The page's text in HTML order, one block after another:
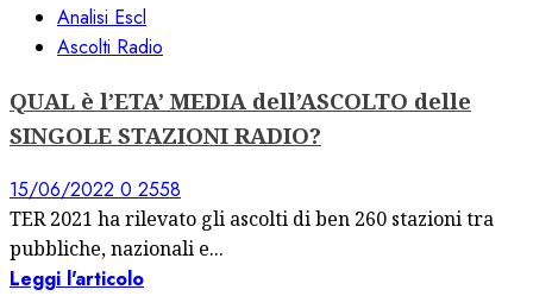
Analisi Escl
Ascolti Radio
QUAL è l’ETA’ MEDIA dell’ASCOLTO delle
SINGOLE STAZIONI RADIO?
15/06/2022 0 2558
TER 2021 ha rilevato gli ascolti di ben 260 stazioni tra
pubbliche, nazionali e...
Leggi l'articolo